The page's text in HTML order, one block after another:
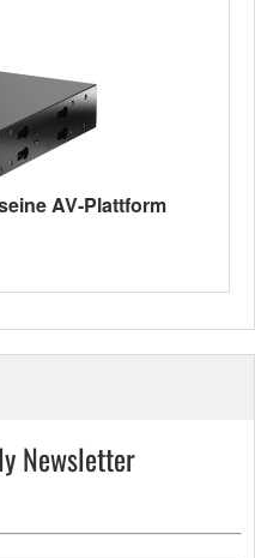
AV-Plattform
Newsletter